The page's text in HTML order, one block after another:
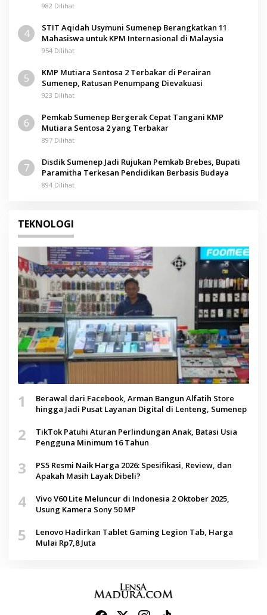
982 Dilihat
4
STIT Aqidah Usymuni Sumenep Berangkatkan 11
Mahasiswa untuk KPM Internasional di Malaysia
954 Dilihat
5
KMP Mutiara Sentosa 2 Terbakar di Perairan
Sumenep, Ratusan Penumpang Dievakuasi
923 Dilihat
6
Pemkab Sumenep Bergerak Cepat Tangani KMP
Mutiara Sentosa 2 yang Terbakar
897 Dilihat
7
Disdik Sumenep Jadi Rujukan Pemkab Brebes, Bupati
Paramitha Terkesan Pendidikan Berbasis Budaya
894 Dilihat
TEKNOLOGI
1
Berawal dari Facebook, Arman Bangun Alfatih Store
hingga Jadi Pusat Layanan Digital di Lenteng, Sumenep
2
TikTok Patuhi Aturan Perlindungan Anak, Batasi Usia
Pengguna Minimum 16 Tahun
3
PS5 Resmi Naik Harga 2026: Spesifikasi, Review, dan
Apakah Masih Layak Dibeli?
4
Vivo V60 Lite Meluncur di Indonesia 2 Oktober 2025,
Usung Kamera Sony 50 MP
5
Lenovo Hadirkan Tablet Gaming Legion Tab, Harga
Mulai Rp7,8 Juta